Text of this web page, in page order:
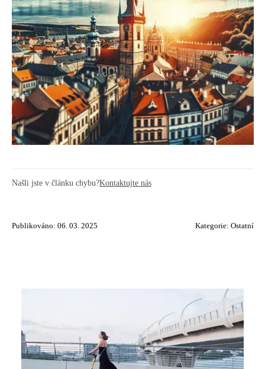
Našli jste v článku chybu?Kontaktujte nás
Publikováno: 06. 03. 2025 Kategorie: Ostatní